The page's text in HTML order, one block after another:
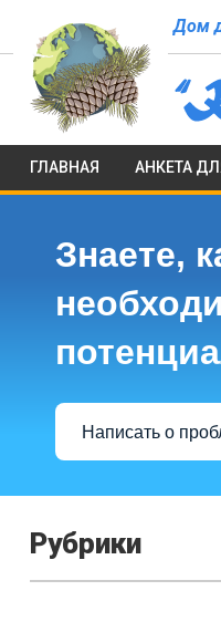
Дом
ГЛАВНАЯ АНКЕТА
Знаете,
Написать о
Рубрики